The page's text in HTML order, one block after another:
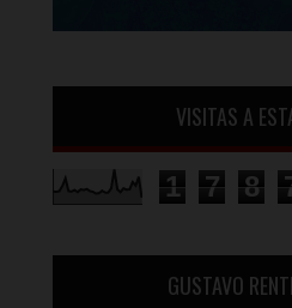
VISITAS A
1 7 8
GUSTAVO